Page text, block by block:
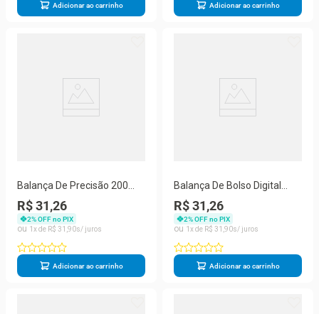
Adicionar ao carrinho Adicionar ao carrinho
Balança De Precisão 200
Gramas Pocket Scale Mh-
200
R$ 31,26
2% OFF no PIX
1
R$ 31 90
Adicionar ao carrinho
Balança De Bolso Digital
Eletrônico De Alta Precisão
500G
R$ 31,26
2% OFF no PIX
1
R$ 31 90
Adicionar ao carrinho